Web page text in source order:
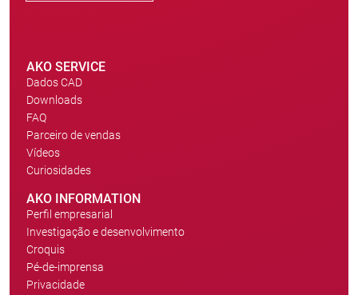
AKO SERVICE
Dados CAD
Downloads
FAQ
Parceiro de vendas
Vídeos
Curiosidades
AKO INFORMATION
Perfil empresarial
Investigação e desenvolvimento
Croquis
Pé-de-imprensa
Privacidade